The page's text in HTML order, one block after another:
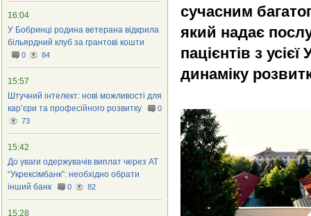
сучасним
який надає
пацієнтів з
динаміку
16:04
У Бобринці родина ветерана відкрила
більярдний клуб за грантові кошти
0 84
15:57
Штучний інтелект: нові можливості для
кар’єри та професійного розвитку
0
73
15:42
До уваги одержувачів виплат через АТ
“Укрексімбанк”: необхідно обрати
інший банк
0 82
15:28